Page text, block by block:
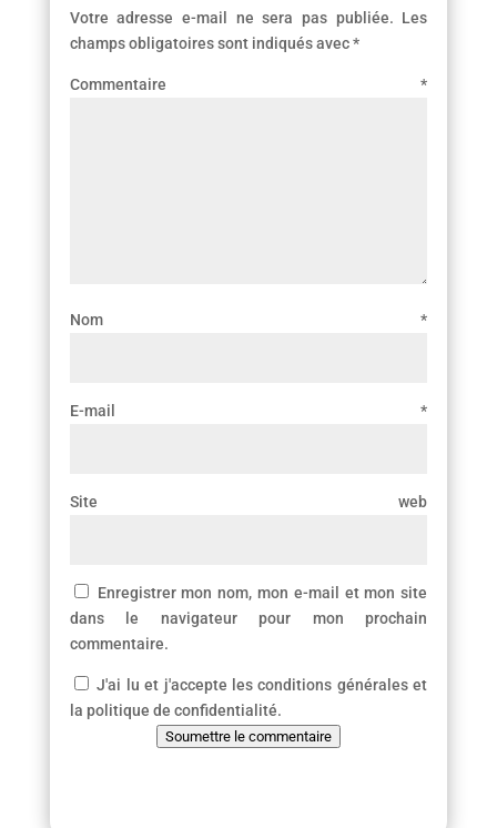
Votre adresse e-mail ne sera pas publiée. Les
champs obligatoires sont indiqués avec*
Commentaire*
Nom*
E-mail*
Site web
Enregistrer mon nom, mon e-mail et mon site
dans le navigateur pour mon prochain
commentaire.
J'ai lu et j'accepte les conditions générales et
la politique de confidentialité.
Soumettre le commentaire